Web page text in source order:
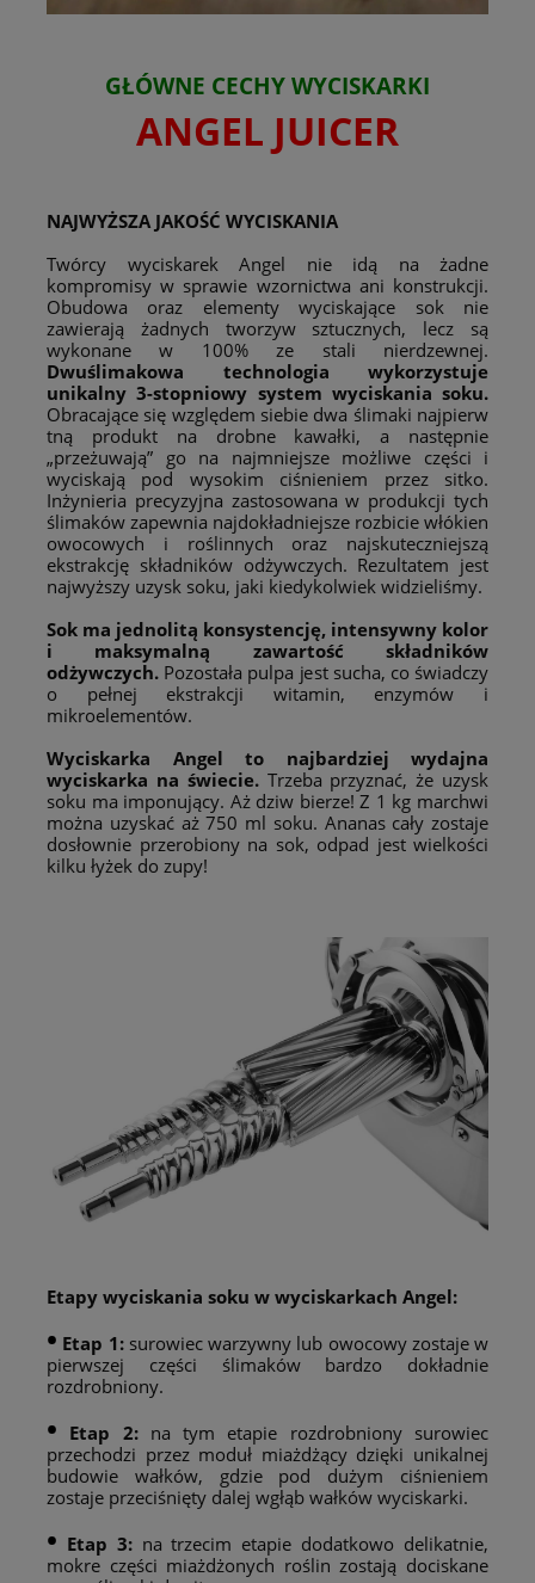
GŁÓWNE CECHY WYCISKARKI
ANGEL JUICER
NAJWYŻSZA JAKOŚĆ WYCISKANIA
Twórcy wyciskarek Angel nie idą na żadne
kompromisy w sprawie wzornictwa ani konstrukcji.
Obudowa oraz elementy wyciskające sok nie
zawierają żadnych tworzyw sztucznych, lecz są
wykonane w 100% ze stali nierdzewnej.
Dwuślimakowa technologia
wykorzystuje
unikalny 3-stopniowy system wyciskania soku.
Obracające się względem siebie dwa ślimaki najpierw
tną produkt na drobne kawałki, a następnie
„przeżuwają” go na najmniejsze możliwe części i
wyciskają pod wysokim ciśnieniem przez sitko.
Inżynieria precyzyjna zastosowana w produkcji tych
ślimaków zapewnia najdokładniejsze rozbicie włókien
owocowych i roślinnych oraz najskuteczniejszą
ekstrakcję składników odżywczych. Rezultatem jest
najwyższy uzysk soku, jaki kiedykolwiek widzieliśmy.
Sok ma jednolitą konsystencję, intensywny kolor
i maksymalną zawartość składników
odżywczych. Pozostała pulpa jest sucha, co świadczy
o pełnej ekstrakcji witamin, enzymów i
mikroelementów.
Wyciskarka Angel to najbardziej wydajna
wyciskarka na świecie.Trzeba przyznać, że uzysk
soku ma imponujący. Aż dziw bierze! Z 1 kg marchwi
można uzyskać aż 750 ml soku. Ananas cały zostaje
dosłownie przerobiony na sok, odpad jest wielkości
kilku łyżek do zupy!
Etapy wyciskania soku w wyciskarkach Angel:
• Etap 1: surowiec warzywny lub owocowy zostaje w
pierwszej części ślimaków bardzo dokładnie
rozdrobniony.
• Etap 2: na tym etapie rozdrobniony surowiec
przechodzi przez moduł miażdżący dzięki unikalnej
budowie wałków, gdzie pod dużym ciśnieniem
zostaje przeciśnięty dalej wgłąb wałków wyciskarki.
• Etap 3: na trzecim etapie dodatkowo delikatnie,
mokre części miażdżonych roślin zostają dociskane